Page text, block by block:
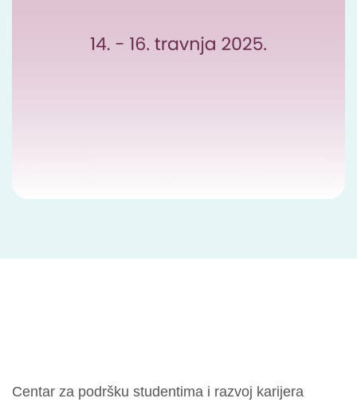
Centar za podršku studentima i razvoj karijera